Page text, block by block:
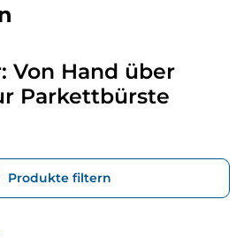
Von Hand über
Parkettbürste
Produkte filtern